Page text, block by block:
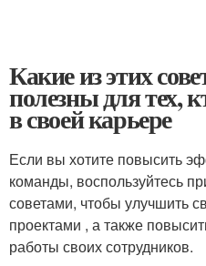
Какие из этих
полезны для тех,
в своей карьере
Если вы хотите повысить
команды, воспользуйтесь
советами, чтобы улучшить
проектами , а также
работы своих сотрудников.